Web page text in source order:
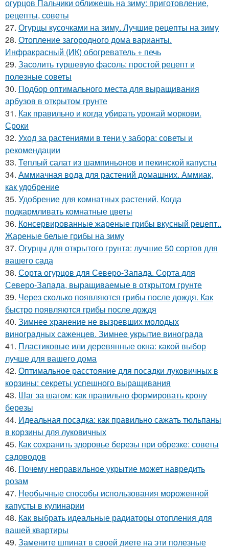
огурцов Пальчики оближешь на зиму: приготовление,
рецепты, советы
27. Огурцы кусочками на зиму. Лучшие рецепты на зиму
28. Отопление загородного дома варианты.
Инфракрасный (ИК) обогреватель + печь
29. Засолить туршевую фасоль: простой рецепт и
полезные советы
30. Подбор оптимального места для выращивания
арбузов в открытом грунте
31. Как правильно и когда убирать урожай моркови.
Сроки
32. Уход за растениями в тени у забора: советы и
рекомендации
33. Теплый салат из шампиньонов и пекинской капусты
34. Аммиачная вода для растений домашних. Аммиак,
как удобрение
35. Удобрение для комнатных растений. Когда
подкармливать комнатные цветы
36. Консервированные жареные грибы вкусный рецепт..
Жареные белые грибы на зиму
37. Огурцы для открытого грунта: лучшие 50 сортов для
вашего сада
38. Сорта огурцов для Северо-Запада. Сорта для
Северо-Запада, выращиваемые в открытом грунте
39. Через сколько появляются грибы после дождя. Как
быстро появляются грибы после дождя
40. Зимнее хранение не вызревших молодых
виноградных саженцев. Зимнее укрытие винограда
41. Пластиковые или деревянные окна: какой выбор
лучше для вашего дома
42. Оптимальное расстояние для посадки луковичных в
корзины: секреты успешного выращивания
43. Шаг за шагом: как правильно формировать крону
березы
44. Идеальная посадка: как правильно сажать тюльпаны
в корзины для луковичных
45. Как сохранить здоровье березы при обрезке: советы
садоводов
46. Почему неправильное укрытие может навредить
розам
47. Необычные способы использования мороженной
капусты в кулинарии
48. Как выбрать идеальные радиаторы отопления для
вашей квартиры
49. Замените шпинат в своей диете на эти полезные